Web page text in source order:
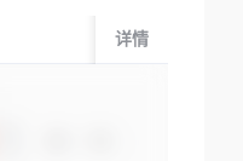
起运国/地区
详情